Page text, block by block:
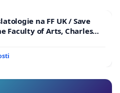
na FF UK / Save
Faculty of Arts, Charles